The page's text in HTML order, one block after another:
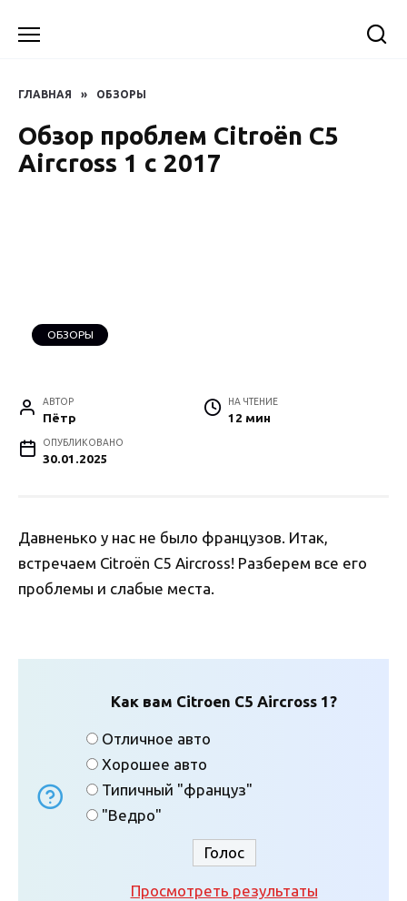
ГЛАВНАЯ » ОБЗОРЫ
Обзор проблем Citroën C5
Aircross 1 с 2017
ОБЗОРЫ
АВТОР
Пётр
НА ЧТЕНИЕ
12 мин
ОПУБЛИКОВАНО
30.01.2025
Давненько у нас не было французов. Итак,
встречаем Citroën C5 Aircross! Разберем все его
проблемы и слабые места.
Как вам Citroen C5 Aircross 1?
Отличное авто
Хорошее авто
Типичный "француз"
"Ведро"
Просмотреть результаты